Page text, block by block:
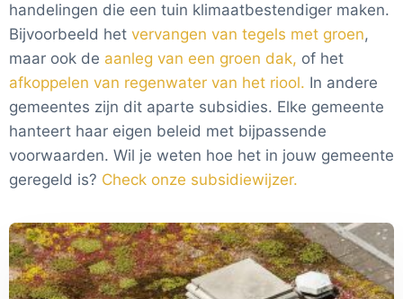
handelingen die een tuin klimaatbestendiger maken.
Bijvoorbeeld het vervangen van tegels met groen,
maar ook de aanleg van een groen dak, of het
afkoppelen van regenwater van het riool. In andere
gemeentes zijn dit aparte subsidies. Elke gemeente
hanteert haar eigen beleid met bijpassende
voorwaarden. Wil je weten hoe het in jouw gemeente
geregeld is? Check onze subsidiewijzer.